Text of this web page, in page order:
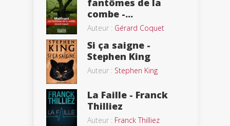
fantômes de la
combe -...
Auteur : Gérard Coquet
Si ça saigne -
Stephen King
Auteur : Stephen King
La Faille - Franck
Thilliez
Auteur : Franck Thilliez